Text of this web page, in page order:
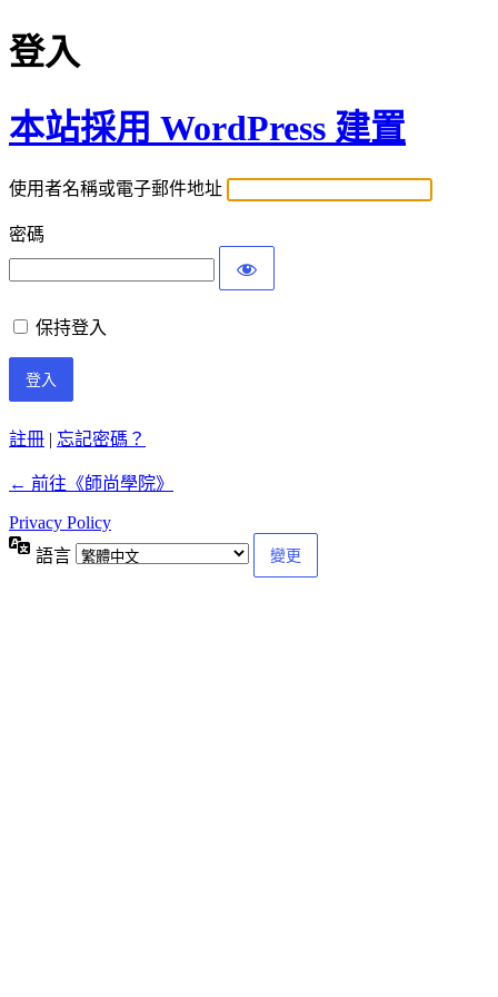
登入
本站採用 WordPress 建置
使用者名稱或電子郵件地址
密碼
保持登入
註冊 | 忘記密碼？
← 前往《師尚學院》
Privacy Policy
語言